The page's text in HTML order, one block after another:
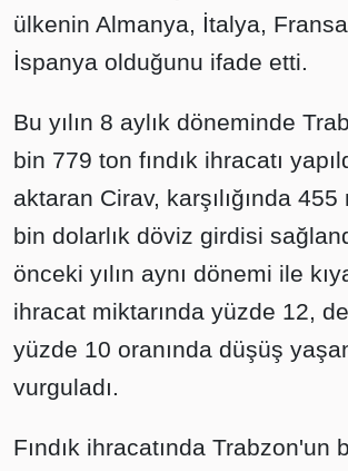
ülkenin Almanya, İtalya,
İspanya olduğunu ifade etti.
Bu yılın 8 aylık döneminde
bin 779 ton fındık ihracatı
aktaran Cirav, karşılığında
bin dolarlık döviz girdisi
önceki yılın aynı dönemi ile
ihracat miktarında yüzde 12,
yüzde 10 oranında düşüş
vurguladı.
Fındık ihracatında Trabzon'un